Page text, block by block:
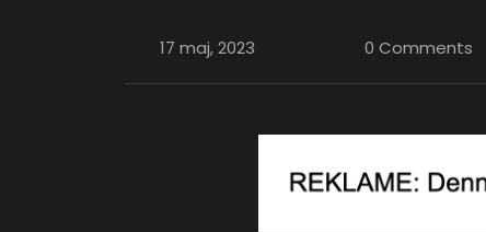
17 maj, 2023 0 Comments